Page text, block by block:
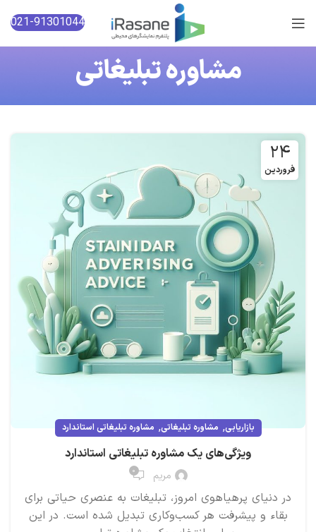
021-91301044
مشاوره تبلیغاتی
۲۴
فروردین
بازاریابی, مشاوره تبلیغاتی, مشاوره تبلیغاتی استاندارد
ویژگی‌های یک مشاوره تبلیغاتی استاندارد
مریم ۰
در دنیای پرهیاهوی امروز، تبلیغات به عنصری حیاتی برای
بقاء و پیشرفت هر کسب‌وکاری تبدیل شده است. در این